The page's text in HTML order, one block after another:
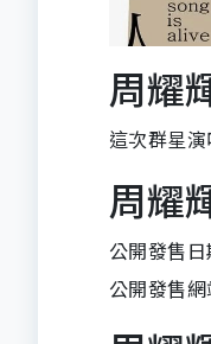
周耀
這次群星
周耀
公開發售
公開發售網